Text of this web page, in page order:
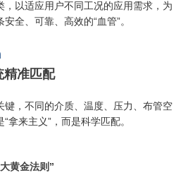
，以适应用户不同工况的应用需求，为
全、可靠、高效的“血管”。
精准匹配
键，不同的介质、温度、压力、布管空
拿来主义”，而是科学匹配。
黄金法则”